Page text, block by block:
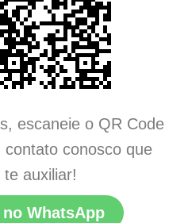
escaneie o QR Code
conosco que
te auxiliar!
no WhatsApp